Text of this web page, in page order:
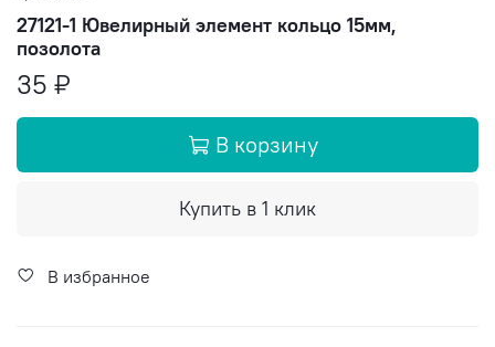
27121-1 Ювелирный элемент кольцо 15мм,
позолота
35 ₽
В корзину
Купить в 1 клик
В избранное